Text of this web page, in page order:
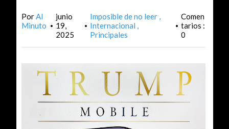
PorAl
Minuto
•
junio
19,
2025
•
Imposible de no leer
Internacional
Principales
•
Comen
tarios :
0